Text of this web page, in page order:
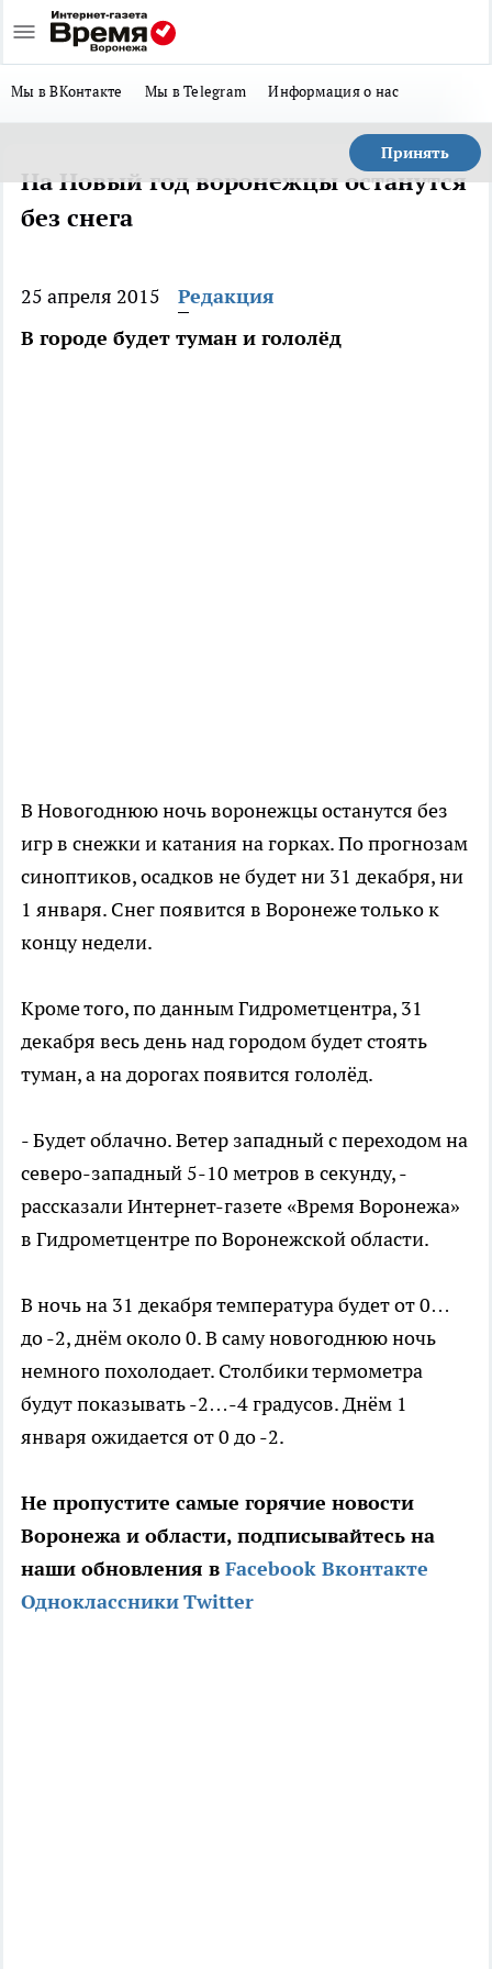
Мы в ВКонтакте Мы в Telegram Информация о нас
Принять
На Новый год воронежцы останутся
без снега
25 апреля 2015
Редакция
В городе будет туман и гололёд
В Новогоднюю ночь воронежцы останутся без
игр в снежки и катания на горках. По прогнозам
синоптиков, осадков не будет ни 31 декабря, ни
1 января. Снег появится в Воронеже только к
концу недели.
Кроме того, по данным Гидрометцентра, 31
декабря весь день над городом будет стоять
туман, а на дорогах появится гололёд.
- Будет облачно. Ветер западный с переходом на
северо-западный 5-10 метров в секунду, -
рассказали Интернет-газете «Время Воронежа»
в Гидрометцентре по Воронежской области.
В ночь на 31 декабря температура будет от 0…
до -2, днём около 0. В саму новогоднюю ночь
немного похолодает. Столбики термометра
будут показывать -2…-4 градусов. Днём 1
января ожидается от 0 до -2.
Не пропустите самые горячие новости
Воронежа и области, подписывайтесь на
наши обновления в Facebook Вконтакте
ОдноклассникиTwitter